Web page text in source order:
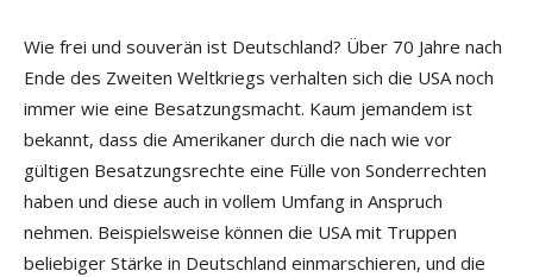
Wie frei und souverän ist Deutschland? Über 70 Jahre nach
Ende des Zweiten Weltkriegs verhalten sich die USA noch
immer wie eine Besatzungsmacht. Kaum jemandem ist
bekannt, dass die Amerikaner durch die nach wie vor
gültigen Besatzungsrechte eine Fülle von Sonderrechten
haben und diese auch in vollem Umfang in Anspruch
nehmen. Beispielsweise können die USA mit Truppen
beliebiger Stärke in Deutschland einmarschieren, und die